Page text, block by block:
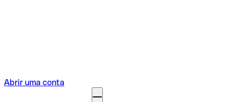
Abrir uma conta